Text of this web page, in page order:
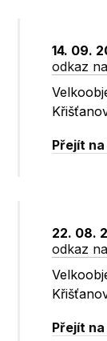
14. 09.
odkaz
Přejít
22. 08.
odkaz
Přejít